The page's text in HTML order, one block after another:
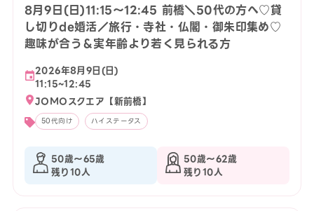
8月9日(日)11:15〜12:45 前橋＼50代の方へ♡貸
し切りde婚活／旅行・寺社・仏閣・御朱印集め♡
趣味が合う＆実年齢より若く見られる方
2026年8月9日(日)
11:15~12:45
JOMOスクエア【新前橋】
50代向け ハイステータス
50歳〜65歳
残り10人
50歳〜62歳
残り10人